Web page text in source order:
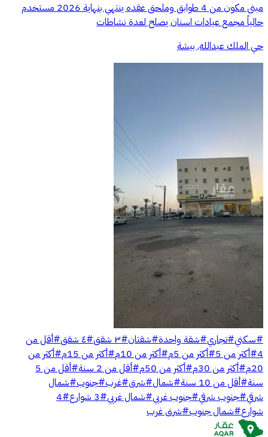
مبنى مكون من 4 طوابق وملحق عقده ينتهي بنهاية 2026 مستخدم
حالياً مجمع عيادات اسنان يصلح لعدة نشاطات
حي الملك عبدالله, بيشة
#سكني#تجاري#شقة واحدة#شقتان#٣ شقق #٤ شقق #أقل من
4
#أكثر من 5 #أكثر من 5م #أكثر من 10م #أكثر من 15م #أكثر من
20م #أكثر من 30م #أكثر من 50م #أقل من 2 سنة #
أقل من 5
سنة#أقل من 10 سنة #شمال#شرق#غرب#جنوب#شمال
شرقي#جنوب شرقي#جنوب غربي#شمال غربي#3 شوارع #
4
شوارع#شمال جنوب#شرق غرب